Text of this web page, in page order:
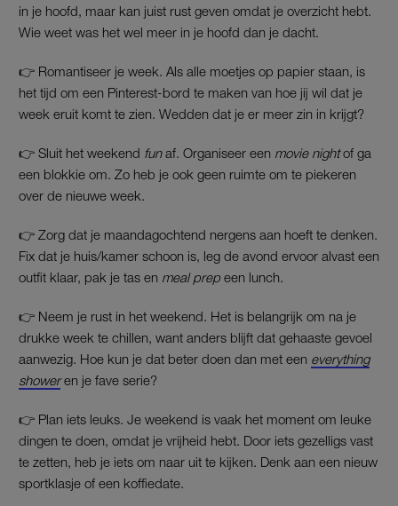
in je hoofd, maar kan juist rust geven omdat je overzicht hebt.
Wie weet was het wel meer in je hoofd dan je dacht.
👉 Romantiseer je week. Als alle moetjes op papier staan, is
het tijd om een Pinterest-bord te maken van hoe jij wil dat je
week eruit komt te zien. Wedden dat je er meer zin in krijgt?
👉 Sluit het weekend funaf. Organiseer een movie nightof ga
een blokkie om. Zo heb je ook geen ruimte om te piekeren
over de nieuwe week.
👉 Zorg dat je maandagochtend nergens aan hoeft te denken.
Fix dat je huis/kamer schoon is, leg de avond ervoor alvast een
outfit klaar, pak je tas en meal prep een lunch.
👉 Neem je rust in het weekend. Het is belangrijk om na je
drukke week te chillen, want anders blijft dat gehaaste gevoel
aanwezig. Hoe kun je dat beter doen dan met een everything
showeren je fave serie?
👉 Plan iets leuks. Je weekend is vaak het moment om leuke
dingen te doen, omdat je vrijheid hebt. Door iets gezelligs vast
te zetten, heb je iets om naar uit te kijken. Denk aan een nieuw
sportklasje of een koffiedate.